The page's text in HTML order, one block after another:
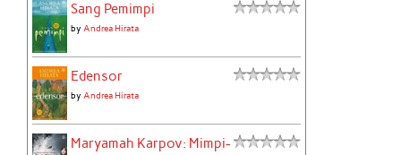
Sang Pemimpi
byAndrea Hirata
Edensor
byAndrea Hirata
Maryamah Karpov: Mimpi-